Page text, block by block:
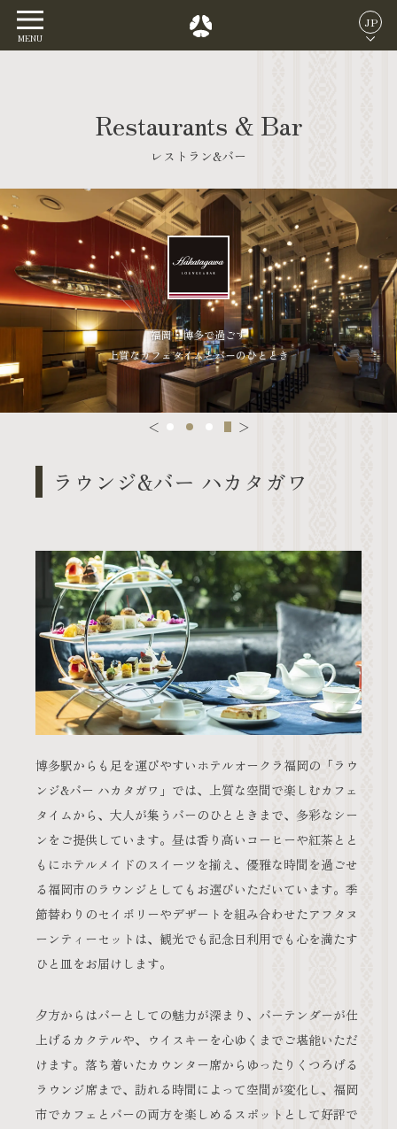
JP
MENU
＜ ＞
福岡・博多で過ごす
上質なカフェタイムとバーのひととき
Restaurants & Bar
レストラン&バー
ラウンジ&バー ハカタガワ
博多駅からも足を運びやすいホテルオークラ福岡の「ラウ
ンジ&バー ハカタガワ」では、上質な空間で楽しむカフェ
タイムから、大人が集うバーのひとときまで、多彩なシー
ンをご提供しています。昼は香り高いコーヒーや紅茶とと
もにホテルメイドのスイーツを揃え、優雅な時間を過ごせ
る福岡市のラウンジとしてもお選びいただいています。季
節替わりのセイボリーやデザートを組み合わせたアフタヌ
ーンティーセットは、観光でも記念日利用でも心を満たす
ひと皿をお届けします。
夕方からはバーとしての魅力が深まり、バーテンダーが仕
上げるカクテルや、ウイスキーを心ゆくまでご堪能いただ
けます。落ち着いたカウンター席からゆったりくつろげる
ラウンジ席まで、訪れる時間によって空間が変化し、福岡
市でカフェとバーの両方を楽しめるスポットとして好評で